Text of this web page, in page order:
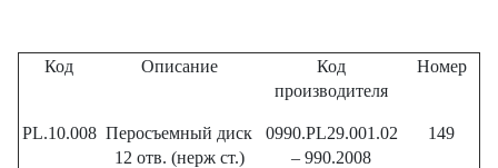
Код Описание
Код
производителя
Номер
PL.10.008 Перосъемный диск
12 отв. (нерж ст.)
0990.PL29.001.02
– 990.2008
149